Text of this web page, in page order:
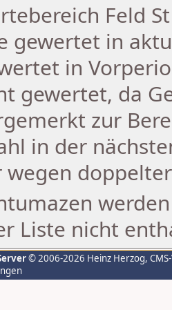
Feld
gewertet in
in
gewertet, da
zur
in der
wegen
Liste nicht
© 2006-2026 Heinz Herzog,